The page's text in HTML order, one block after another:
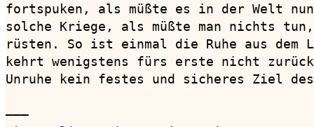
fortspuken, als müßte es in der Welt
solche Kriege, als müßte man nichts
rüsten. So ist einmal die Ruhe aus dem
kehrt wenigstens fürs erste nicht
Unruhe kein festes und sicheres Ziel
———